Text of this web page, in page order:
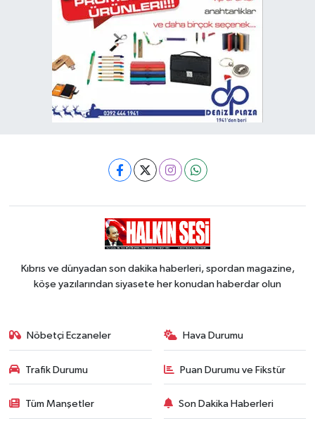
Kıbrıs ve dünyadan son dakika haberleri, spordan magazine,
köşe yazılarından siyasete her konudan haberdar olun
Nöbetçi Eczaneler Hava Durumu
Trafik Durumu Puan Durumu ve Fikstür
Tüm Manşetler Son Dakika Haberleri